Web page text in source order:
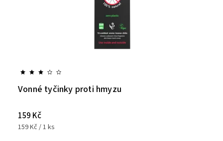
Vonné tyčinky proti hmyzu
159 Kč
159 Kč / 1 ks